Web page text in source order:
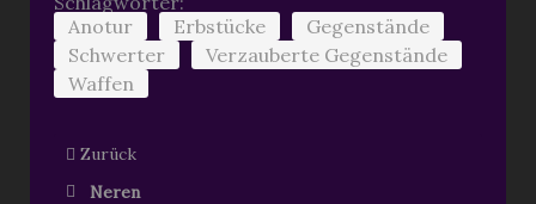
Anotur
Erbstücke
Gegenstände
Schwerter
Verzauberte Gegenstände
Waffen
Zurück
Neren